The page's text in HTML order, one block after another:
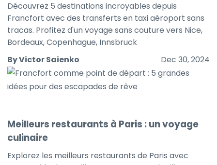
Découvrez 5 destinations incroyables depuis
Francfort avec des transferts en taxi aéroport sans
tracas. Profitez d'un voyage sans couture vers Nice,
Bordeaux, Copenhague, Innsbruck
By Victor Saienko
Dec 30, 2024
Meilleurs restaurants à Paris : un voyage
culinaire
Explorez les meilleurs restaurants de Paris avec